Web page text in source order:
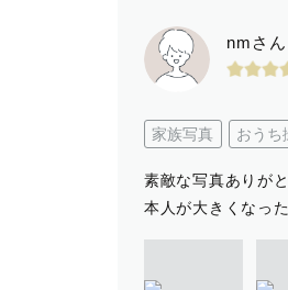
nmさん
家族写真 おうち
素敵な写真ありが
本人が大きくなっ